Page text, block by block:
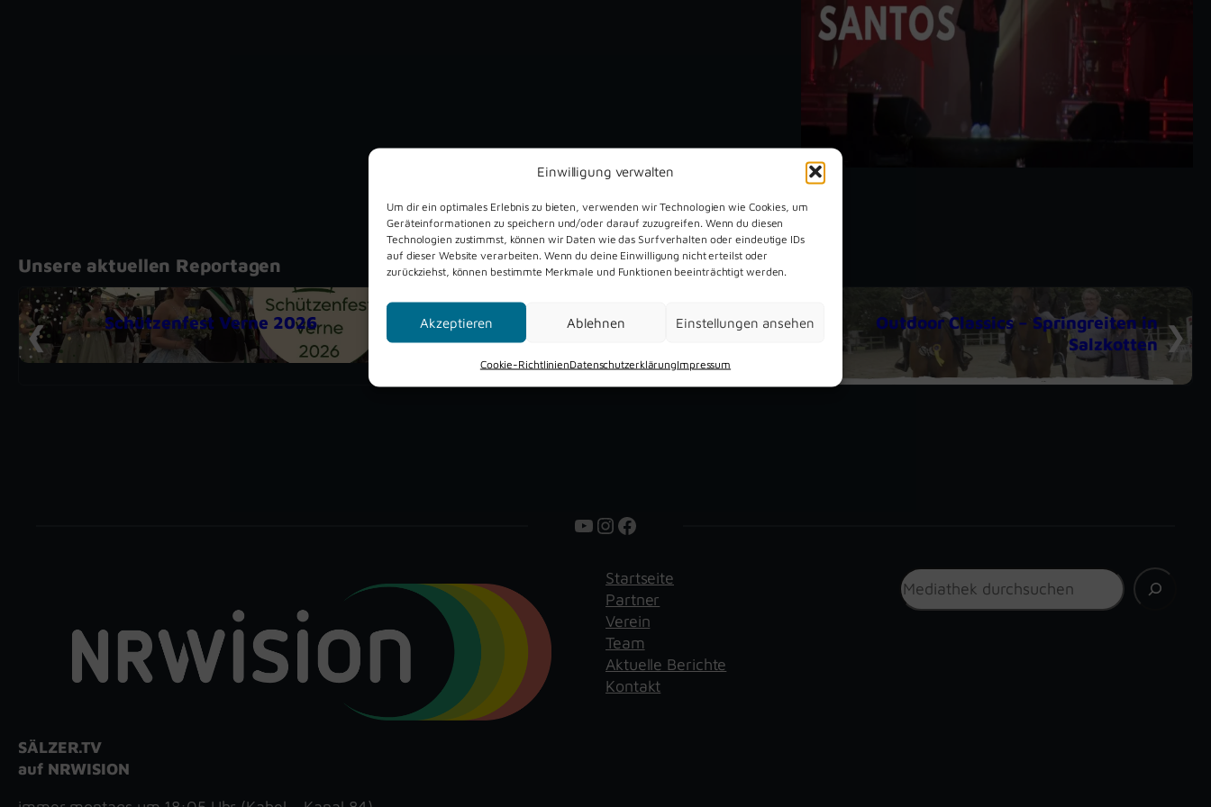
Einwilligung verwalten
Um dir ein optimales Erlebnis zu bieten, verwenden wir Technologien wie Cookies, um
Geräteinformationen zu speichern und/oder darauf zuzugreifen. Wenn du diesen
Technologien zustimmst, können wir Daten wie das Surfverhalten oder eindeutige IDs
auf dieser Website verarbeiten. Wenn du deine Einwilligung nicht erteilst oder
zurückziehst, können bestimmte Merkmale und Funktionen beeinträchtigt werden.
Akzeptieren Ablehnen Einstellungen ansehen
Cookie-RichtlinienDatenschutzerklärungImpressum
Unsere aktuellen Reportagen
Schützenfest Verne 2026 Dreckburg Open Air 2026
Outdoor Classics – Springreiten in
Salzkotten
YouTube
Instagram
Facebook
SÄLZER.TV
auf NRWISION
Startseite
Partner
Verein
Team
Aktuelle Berichte
Kontakt
Suchen